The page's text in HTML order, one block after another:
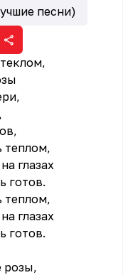
песни)
теплом,
глазах
готов.
теплом,
глазах
готов.
pозы,